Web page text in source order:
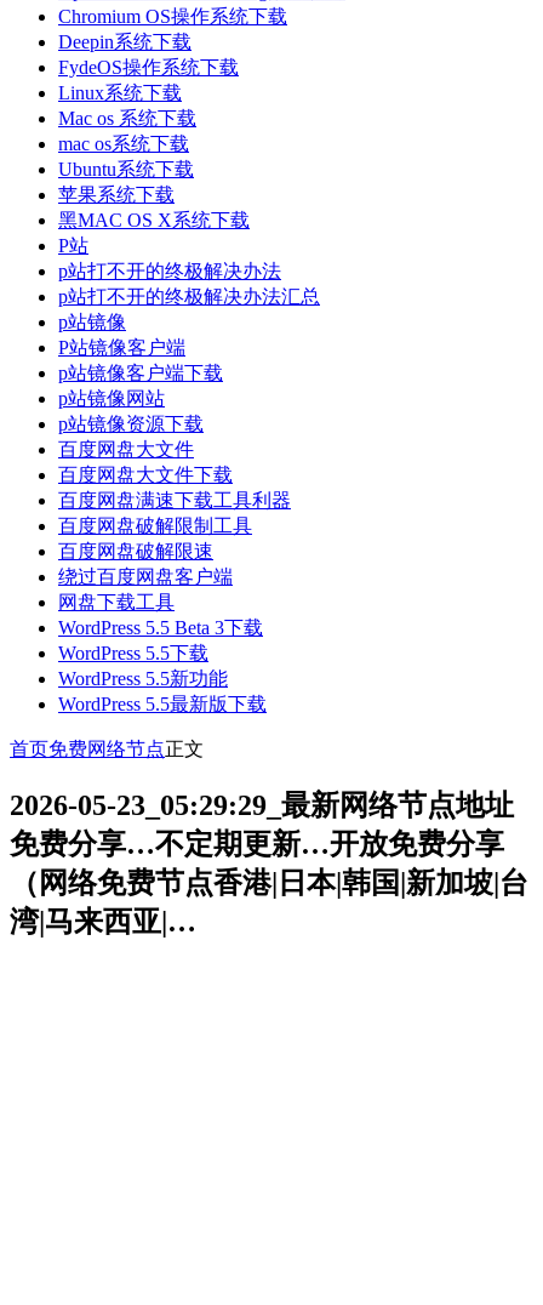
Chromium OS操作系统下载
Deepin系统下载
FydeOS操作系统下载
Linux系统下载
Mac os 系统下载
mac os系统下载
Ubuntu系统下载
苹果系统下载
黑MAC OS X系统下载
P站
p站打不开的终极解决办法
p站打不开的终极解决办法汇总
p站镜像
P站镜像客户端
p站镜像客户端下载
p站镜像网站
p站镜像资源下载
百度网盘大文件
百度网盘大文件下载
百度网盘满速下载工具利器
百度网盘破解限制工具
百度网盘破解限速
绕过百度网盘客户端
网盘下载工具
WordPress 5.5 Beta 3下载
WordPress 5.5下载
WordPress 5.5新功能
WordPress 5.5最新版下载
首页免费网络节点正文
2026-05-23_05:29:29_最新网络节点地址
免费分享…不定期更新…开放免费分享
（网络免费节点香港|日本|韩国|新加坡|台
湾|马来西亚|…